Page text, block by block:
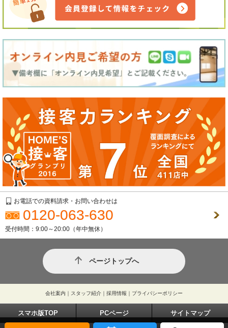
お電話での資料請求・お問い合わせは
0120-063-630
受付時間：9:00～20:00（年中無休）
ページトップへ
会社案内 ｜ スタッフ紹介 ｜ 採用情報 ｜ プライバシーポリシー
スマホ版TOP PCページ サイトマップ